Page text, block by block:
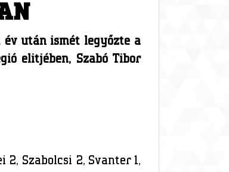
év után ismét legyőzte a
elitjében, Szabó Tibor
2, Szabolcsi 2, Svanter 1,